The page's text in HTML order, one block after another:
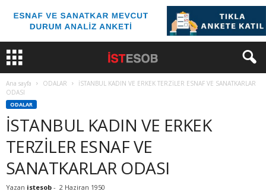
Ana sayfa ODALAR
İSTANBUL KADIN VE ERKEK TERZİLER ESNAF VE SANATKARLAR
ODASI
ODALAR
İSTANBUL KADIN VE ERKEK
TERZİLER ESNAF VE
SANATKARLAR ODASI
Yazan istesob - 2 Haziran 1950